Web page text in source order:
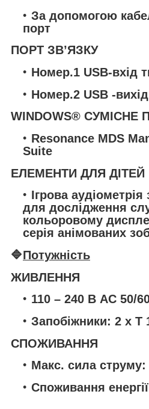
За допомогою
порт
ПОРТ ЗВ’ЯЗКУ
Номер.1 USB-вхід
Номер.2 USB -
WINDOWS® СУМІСНЕ
Resonance MDS
Suite
ЕЛЕМЕНТИ ДЛЯ ДІТЕЙ
Ігрова
для дослідження
кольоровому
серія анімованих
🔷Потужність
ЖИВЛЕННЯ
110 – 240 В AC 50/
Запобіжники: 2 x T
СПОЖИВАННЯ
Макс. сила струму:
Споживання